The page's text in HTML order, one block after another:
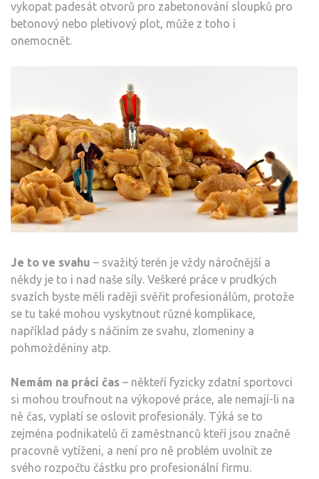
vykopat padesát otvorů pro zabetonování sloupků pro
betonový nebo pletivový plot, může z toho i
onemocnět.
Je to ve svahu – svažitý terén je vždy náročnější a
někdy je to i nad naše síly. Veškeré práce v prudkých
svazích byste měli raději svěřit profesionálům, protože
se tu také mohou vyskytnout různé komplikace,
například pády s náčiním ze svahu, zlomeniny a
pohmožděniny atp.
Nemám na práci čas – někteří fyzicky zdatní sportovci
si mohou troufnout na výkopové práce, ale nemají-li na
ně čas, vyplatí se oslovit profesionály. Týká se to
zejména podnikatelů či zaměstnanců kteří jsou značně
pracovně vytíženi, a není pro ně problém uvolnit ze
svého rozpočtu částku pro profesionální firmu.